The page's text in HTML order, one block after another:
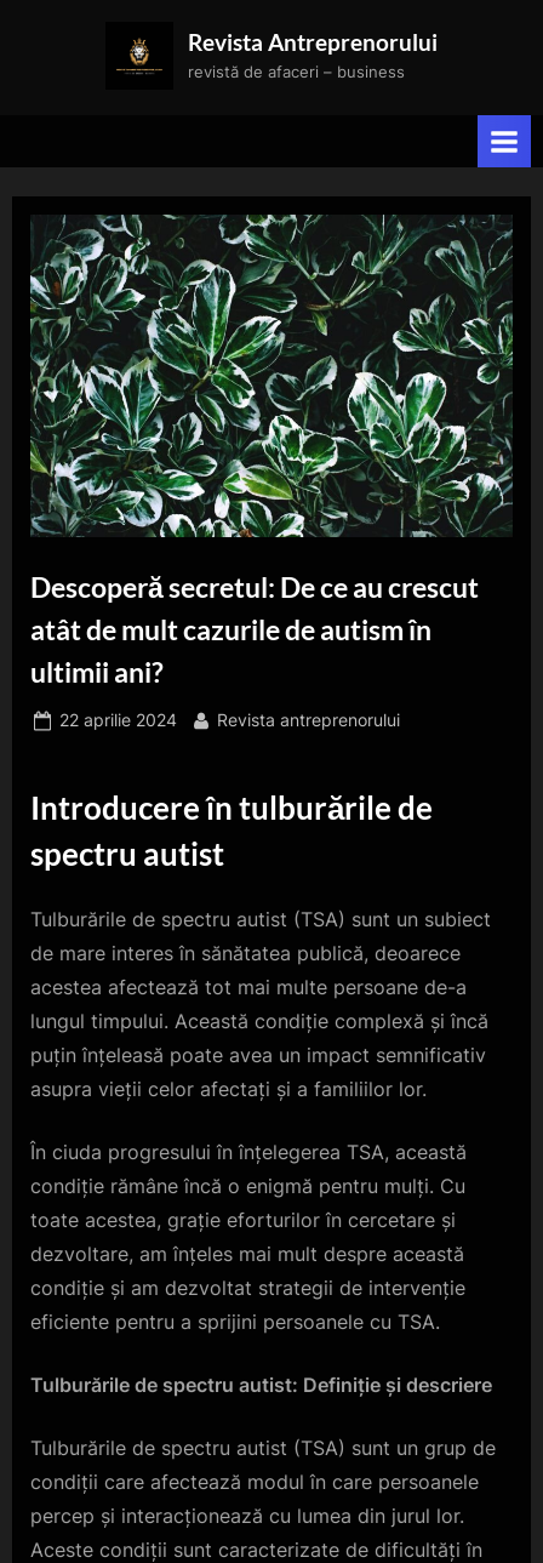
Revista Antreprenorului
revistă de afaceri – business
Descoperă secretul: De ce au crescut
atât de mult cazurile de autism în
ultimii ani?
Posted
22 aprilie 2024 By
Revista antreprenorului
Introducere în tulburările de
spectru autist
Tulburările de spectru autist (TSA) sunt un subiect
de mare interes în sănătatea publică, deoarece
acestea afectează tot mai multe persoane de-a
lungul timpului. Această condiție complexă și încă
puțin înțeleasă poate avea un impact semnificativ
asupra vieții celor afectați și a familiilor lor.
În ciuda progresului în înțelegerea TSA, această
condiție rămâne încă o enigmă pentru mulți. Cu
toate acestea, grație eforturilor în cercetare și
dezvoltare, am înțeles mai mult despre această
condiție și am dezvoltat strategii de intervenție
eficiente pentru a sprijini persoanele cu TSA.
Tulburările de spectru autist: Definiție și descriere
Tulburările de spectru autist (TSA) sunt un grup de
condiții care afectează modul în care persoanele
percep și interacționează cu lumea din jurul lor.
Aceste condiții sunt caracterizate de dificultăți în